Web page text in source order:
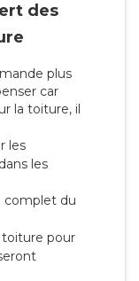
des
plus
car
la toiture, il
les
les
complet du
pour